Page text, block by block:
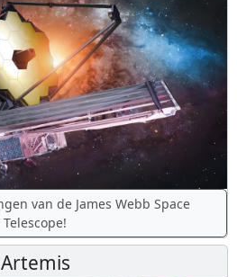
van de James Webb Space
Telescope!
Artemis